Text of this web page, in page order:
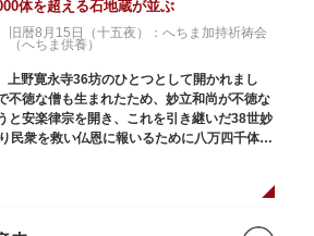
体を超える石地蔵が並ぶ
旧暦8月15日（十五夜）：へちま加持祈祷会
（へちま供養）
野寛永寺36坊のひとつとして開かれまし
不徳な僧も生まれたため、妙立和尚が不徳な
と安楽律宗を開き、これを引き継いだ38世妙
民衆を救い仏恩に報いるために八万四千体の
では2万５千体を超える像が造立されてい